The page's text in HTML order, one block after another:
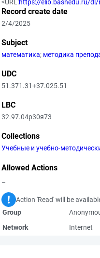
<URL:https://elib.bashedu.ru/dl/
Record create date
2/4/2025
Subject
математика; методика
UDC
51.371.31+37.025.51
LBC
32.97.04р30я73
Collections
Учебные и учебно-
Allowed Actions
–
Action 'Read' will be
Group
Network
Internet